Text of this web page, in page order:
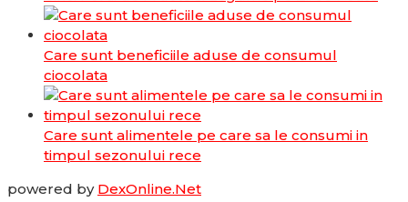
Care sunt beneficiile aduse de consumul
ciocolata
Care sunt alimentele pe care sa le consumi in
timpul sezonului rece
powered by DexOnline.Net